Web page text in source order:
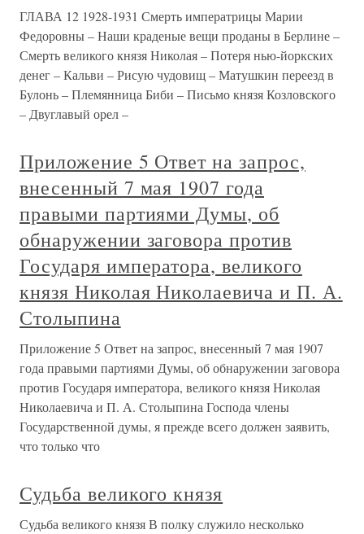
ГЛАВА 12 1928-1931 Смерть императрицы Марии
Федоровны – Наши краденые вещи проданы в Берлине –
Смерть великого князя Николая – Потеря нью-йоркских
денег – Кальви – Рисую чудовищ – Матушкин переезд в
Булонь – Племянница Биби – Письмо князя Козловского
– Двуглавый орел –
Приложение 5 Ответ на запрос,
внесенный 7 мая 1907 года
правыми партиями Думы, об
обнаружении заговора против
Государя императора, великого
князя Николая Николаевича и П. А.
Столыпина
Приложение 5 Ответ на запрос, внесенный 7 мая 1907
года правыми партиями Думы, об обнаружении заговора
против Государя императора, великого князя Николая
Николаевича и П. А. Столыпина Господа члены
Государственной думы, я прежде всего должен заявить,
что только что
Судьба великого князя
Судьба великого князя В полку служило несколько